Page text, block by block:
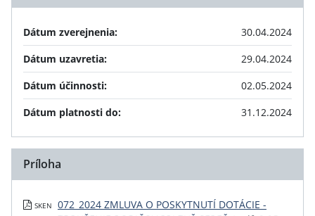
Dátum zverejnenia:
30.04.2024
Dátum uzavretia:
29.04.2024
Dátum účinnosti:
02.05.2024
Dátum platnosti do:
31.12.2024
Príloha
SKEN
072_2024 ZMLUVA O POSKYTNUTÍ DOTÁCIE -